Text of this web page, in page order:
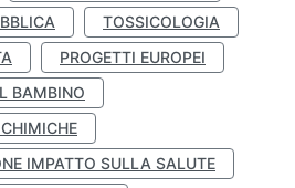
TOSSICOLOGIA
PROGETTI EUROPEI
BAMBINO
IMPATTO SULLA SALUTE